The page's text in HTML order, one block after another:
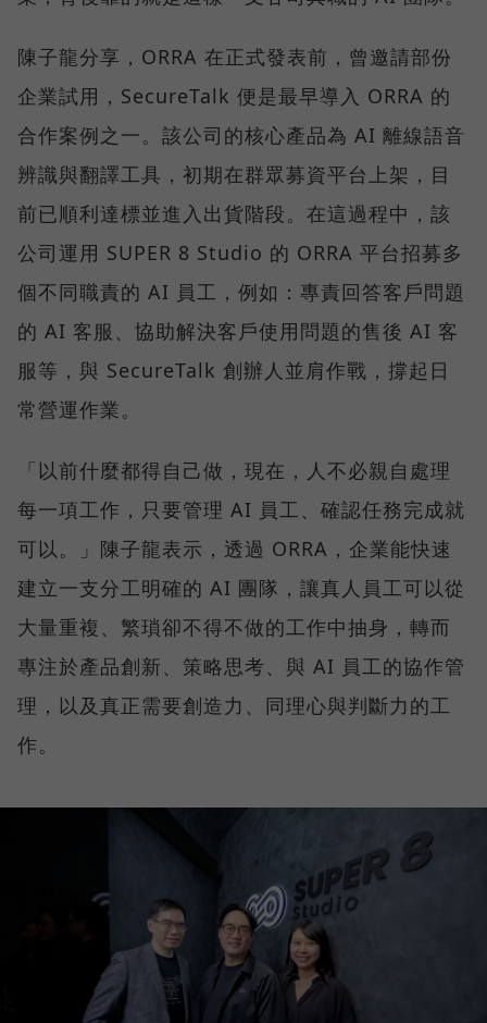
陳子龍分享，ORRA 在正式發表前，曾邀請部份
企業試用，SecureTalk 便是最早導入 ORRA 的
合作案例之一。該公司的核心產品為 AI 離線語音
辨識與翻譯工具，初期在群眾募資平台上架，目
前已順利達標並進入出貨階段。在這過程中，該
公司運用 SUPER 8 Studio 的 ORRA 平台招募多
個不同職責的 AI 員工，例如：專責回答客戶問題
的 AI 客服、協助解決客戶使用問題的售後 AI 客
服等，與 SecureTalk 創辦人並肩作戰，撐起日
常營運作業。
「以前什麼都得自己做，現在，人不必親自處理
每一項工作，只要管理 AI 員工、確認任務完成就
可以。」陳子龍表示，透過 ORRA，企業能快速
建立一支分工明確的 AI 團隊，讓真人員工可以從
大量重複、繁瑣卻不得不做的工作中抽身，轉而
專注於產品創新、策略思考、與 AI 員工的協作管
理，以及真正需要創造力、同理心與判斷力的工
作。